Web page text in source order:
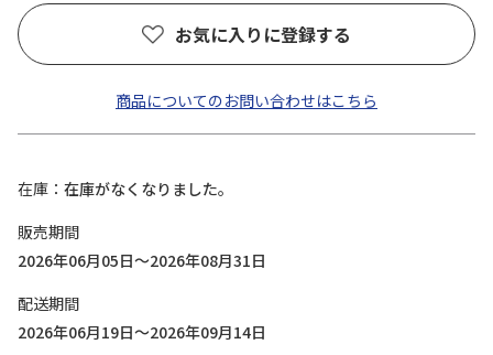
お気に入りに登録する
商品についてのお問い合わせはこちら
在庫
在庫がなくなりました。
販売期間
2026年06月05日～2026年08月31日
配送期間
2026年06月19日～2026年09月14日